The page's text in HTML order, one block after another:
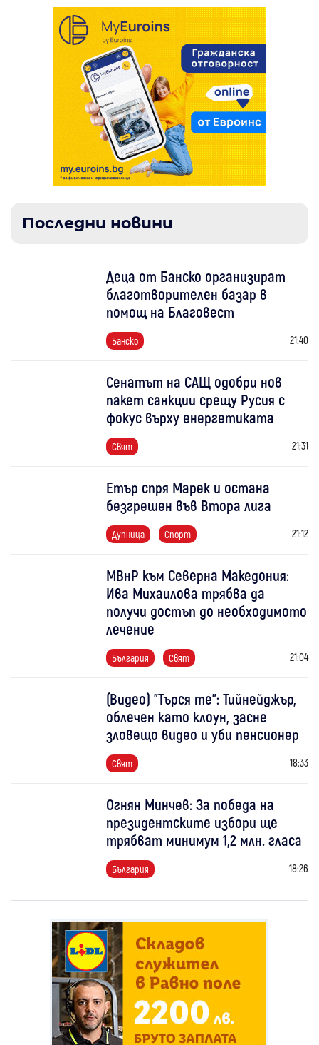
Последни новини
Деца от Банско организират
благотворителен базар в
помощ на Благовест
Банско 21:40
Сенатът на САЩ одобри нов
пакет санкции срещу Русия с
фокус върху енергетиката
Свят 21:31
Етър спря Марек и остана
безгрешен във Втора лига
Дупница Спорт 21:12
МВнР към Северна Македония:
Ива Михаилова трябва да
получи достъп до необходимото
лечение
България Свят 21:04
(Видео) "Търся те": Тийнейджър,
облечен като клоун, засне
зловещо видео и уби пенсионер
Свят 18:33
Огнян Минчев: За победа на
президентските избори ще
трябват минимум 1,2 млн. гласа
България 18:26